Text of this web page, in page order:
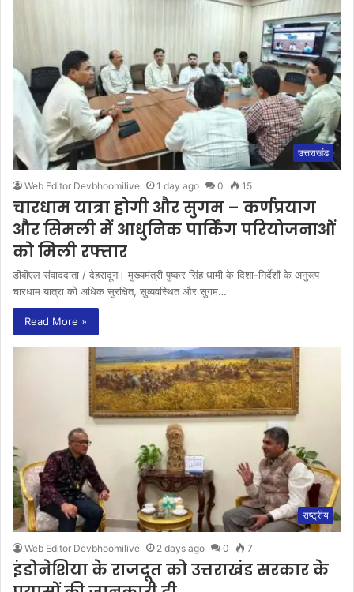
उत्तराखंड
Web Editor Devbhoomilive 1 day ago 0 15
चारधाम यात्रा होगी और सुगम – कर्णप्रयाग
और सिमली में आधुनिक पार्किंग परियोजनाओं
को मिली रफ्तार
डीबीएल संवाददाता / देहरादून। मुख्यमंत्री पुष्कर सिंह धामी के दिशा-निर्देशों के अनुरूप
चारधाम यात्रा को अधिक सुरक्षित, सुव्यवस्थित और सुगम…
Read More »
राष्ट्रीय
Web Editor Devbhoomilive 2 days ago 0 7
इंडोनेशिया के राजदूत को उत्तराखंड सरकार के